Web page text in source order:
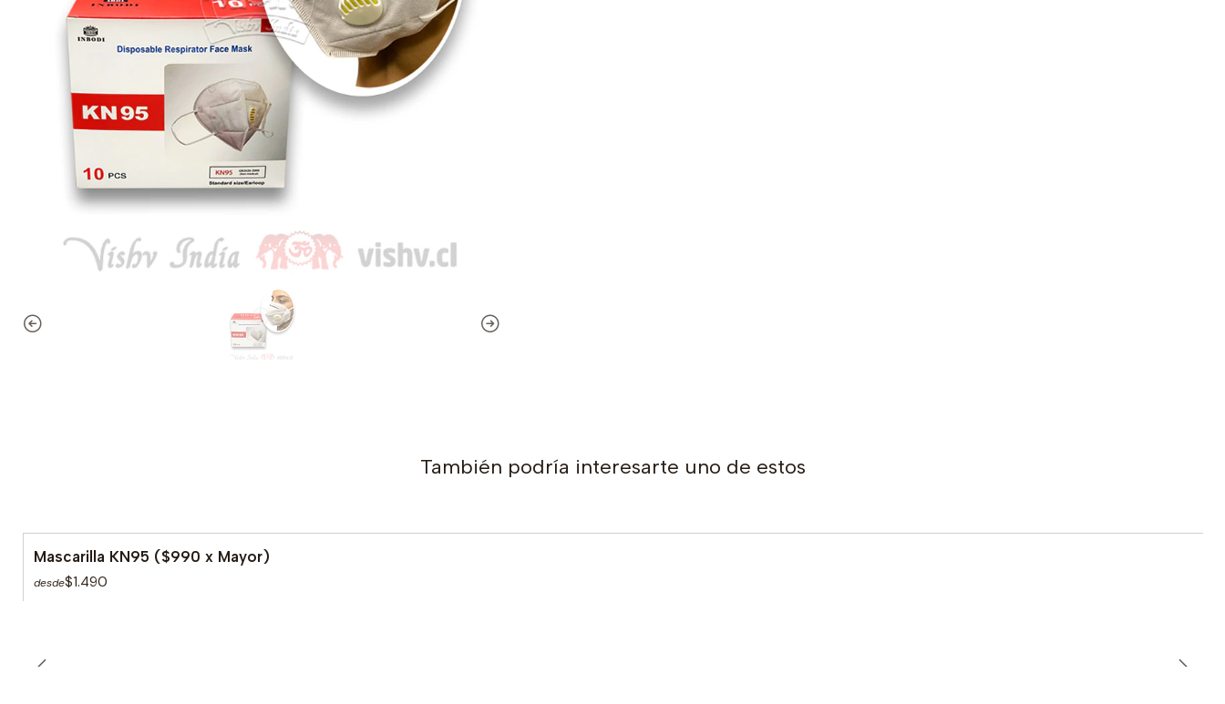
También podría interesarte uno de estos
Mascarilla KN95 ($990 x Mayor)
desde$1.490